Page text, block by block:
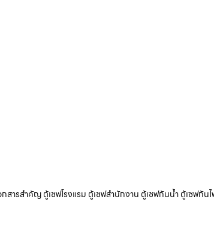
ารสำคัญ ตู้เซฟโรงแรม ตู้เซฟสำนักงาน ตู้เซฟกันน้ำ ตู้เซฟกัน